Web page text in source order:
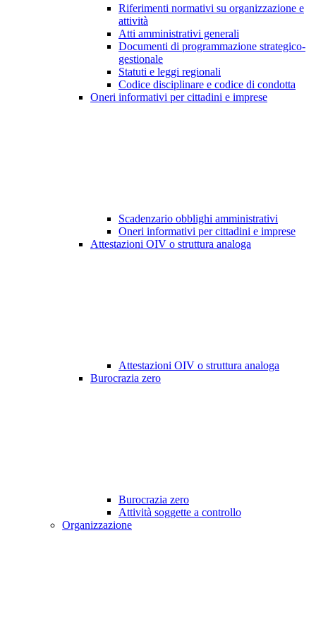
Riferimenti normativi su organizzazione e
attività
Atti amministrativi generali
Documenti di programmazione strategico-
gestionale
Statuti e leggi regionali
Codice disciplinare e codice di condotta
Oneri informativi per cittadini e imprese
Scadenzario obblighi amministrativi
Oneri informativi per cittadini e imprese
Attestazioni OIV o struttura analoga
Attestazioni OIV o struttura analoga
Burocrazia zero
Burocrazia zero
Attività soggette a controllo
Organizzazione